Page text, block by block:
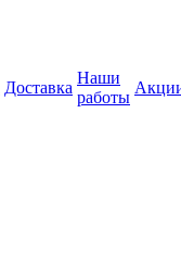
Доставка
Наши
работы